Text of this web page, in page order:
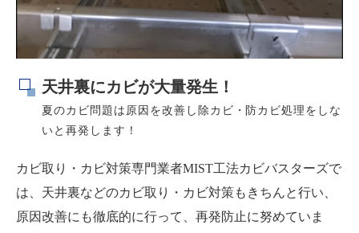
天井裏にカビが大量発生！
夏のカビ問題は原因を改善し除カビ・防カビ処理をしな
いと再発します！
カビ取り・カビ対策専門業者MIST工法カビバスターズで
は、天井裏などのカビ取り・カビ対策もきちんと行い、
原因改善にも徹底的に行って、再発防止に努めていま